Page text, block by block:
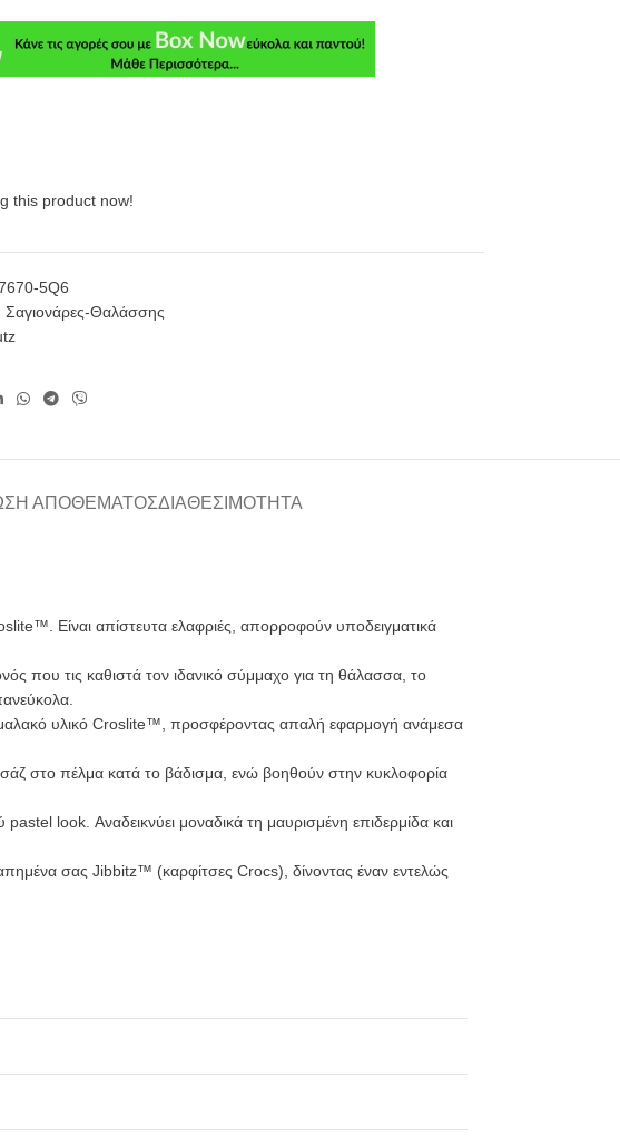
this product now!
5Q6
Σαγιονάρες-Θαλάσσης
ΑΠΟΘΈΜΑΤΟΣΔΙΑΘΕΣΙΜΌΤΗΤΑ
Είναι απίστευτα ελαφριές, απορροφούν υποδειγματικά
που τις καθιστά τον ιδανικό σύμμαχο για τη θάλασσα, το
μαλακό υλικό Croslite™, προσφέροντας απαλή εφαρμογή ανάμεσα
στο πέλμα κατά το βάδισμα, ενώ βοηθούν στην κυκλοφορία
look. Αναδεικνύει μοναδικά τη μαυρισμένη επιδερμίδα και
σας Jibbitz™ (καρφίτσες Crocs), δίνοντας έναν εντελώς